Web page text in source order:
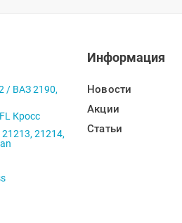
/ ВАЗ 2190,
Кросс
21214,
Информация
Новости
Акции
Статьи